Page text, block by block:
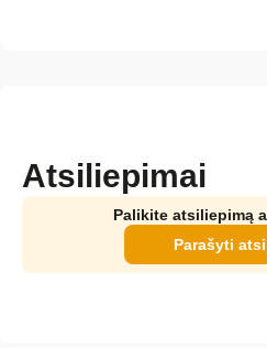
Atsiliepimai
Palikite atsiliepimą
Parašyti